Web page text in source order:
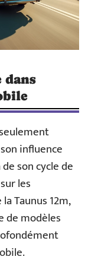
influence
son cycle de
les
Taunus 12m,
de modèles